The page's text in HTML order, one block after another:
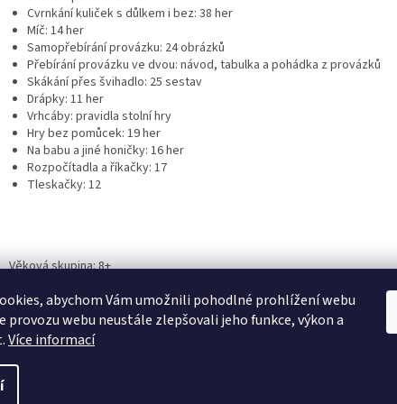
abychom Vám umožnili pohodlné prohlížení webu
provozu webu neustále zlepšovali jeho funkce, výkon a
Více informací
Cvrnkání kuliček s důlkem i bez: 38 her
Míč: 14 her
Samopřebírání provázku: 24 obrázků
Přebírání provázku ve dvou: návod, tabulka a pohádka z provázků
Skákání přes švihadlo: 25 sestav
Drápky: 11 her
Vrhcáby: pravidla stolní hry
Hry bez pomůcek: 19 her
Na babu a jiné honičky: 16 her
Rozpočítadla a říkačky: 17
Tleskačky: 12
Věková skupina: 8+
Nová.